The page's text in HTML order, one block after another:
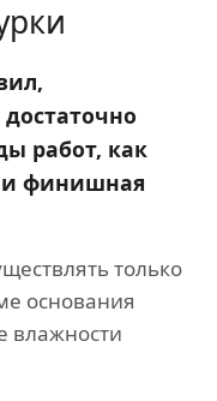
работ, как
и финишная
только
основания
влажности